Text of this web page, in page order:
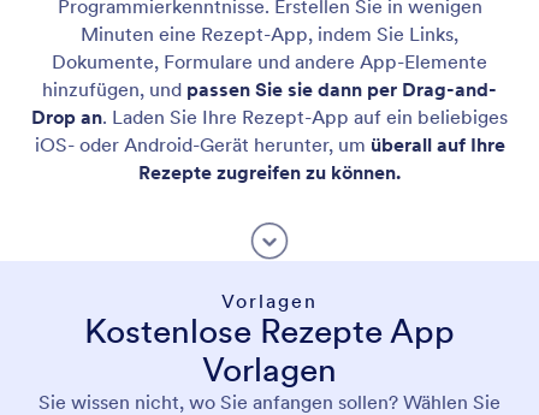
Programmierkenntnisse. Erstellen Sie in wenigen
Minuten eine Rezept-App, indem Sie Links,
Dokumente, Formulare und andere App-Elemente
hinzufügen, und passen Sie sie dann per Drag-and-
Drop an. Laden Sie Ihre Rezept-App auf ein beliebiges
iOS- oder Android-Gerät herunter, um überall auf Ihre
Rezepte zugreifen zu können.
Vorlagen
Kostenlose Rezepte App
Vorlagen
Sie wissen nicht, wo Sie anfangen sollen? Wählen Sie